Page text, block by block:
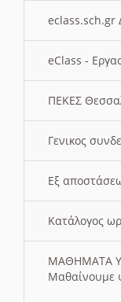
eclass.sch.gr
eClass -
ΠΕΚΕΣ
Γενικος
Εξ
Κατάλογος
ΜΑΘΗΜΑΤΑ
Μαθαίνουμε